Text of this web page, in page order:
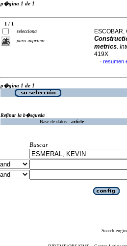
p�gina 1 de 1
1 / 1
selecciona
para imprimir
ESCOBAR,
metrics.
419X
· resumen
p�gina 1 de 1
Refinar la b�squeda
Base de datos : article
Buscar
Search